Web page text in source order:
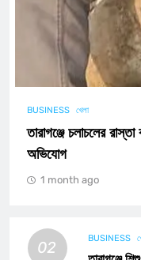
BUSINESS খেলা
তারাগঞ্জে চলাচলের
অভিযোগ
1 month ago
02 BUSINESS